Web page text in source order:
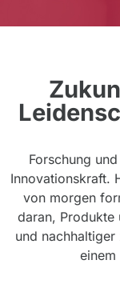
Forschung
Innovationskraft.
von morgen
daran, Produkte
und